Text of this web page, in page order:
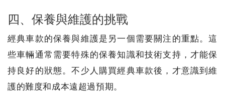
四、保養與維護的挑戰
經典車款的保養與維護是另一個需要關注的重點。這
些車輛通常需要特殊的保養知識和技術支持，才能保
持良好的狀態。不少人購買經典車款後，才意識到維
護的難度和成本遠超過預期。